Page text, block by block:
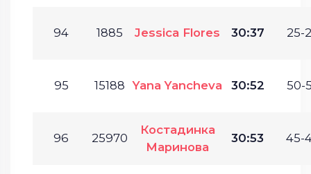
94 1885 Jessica Flores 30:37 25-
95 15188 Yana Yancheva 30:52 50-
96 25970
Костадинка
Маринова
30:53 45-